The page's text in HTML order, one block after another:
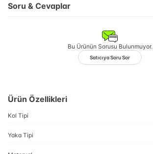
Soru & Cevaplar
Bu Ürünün Sorusu Bulunmuyor.
Satıcıya Soru Sor
Ürün Özellikleri
Kol Tipi
Yaka Tipi